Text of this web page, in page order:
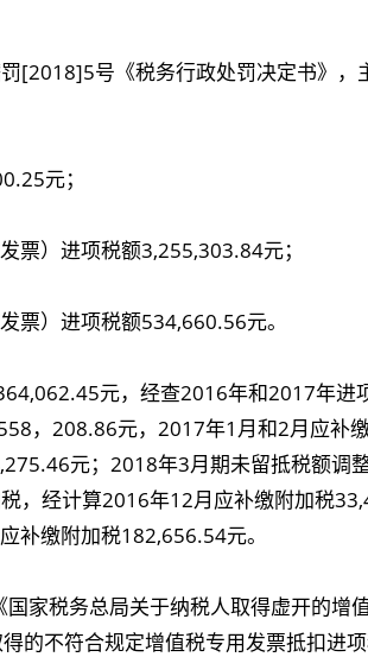
[2018]5号《税务行政处罚决定书》，
元；
票）进项税额3,255,303.84元；
票）进项税额534,660.56元。
元，经查2016年和2017年进
，208.86元，2017年1月和2月应补缴
元；2018年3月期未留抵税额调
，经计算2016年12月应补缴附加税
补缴附加税182,656.54元。
家税务总局关于纳税人取得虚开的增
的不符合规定增值税专用发票抵扣进